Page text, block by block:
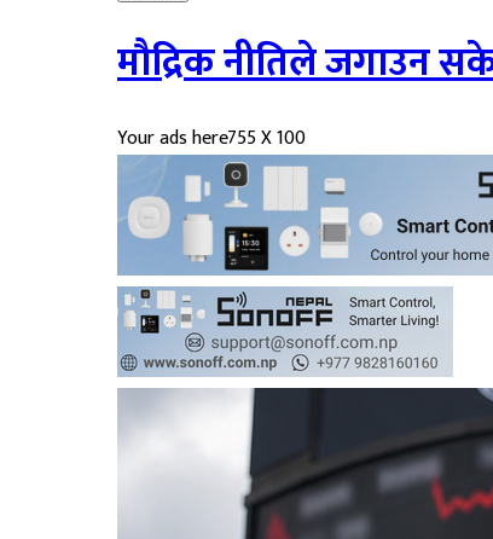
मौद्रिक नीतिले जगाउन
Your ads here755 X 100